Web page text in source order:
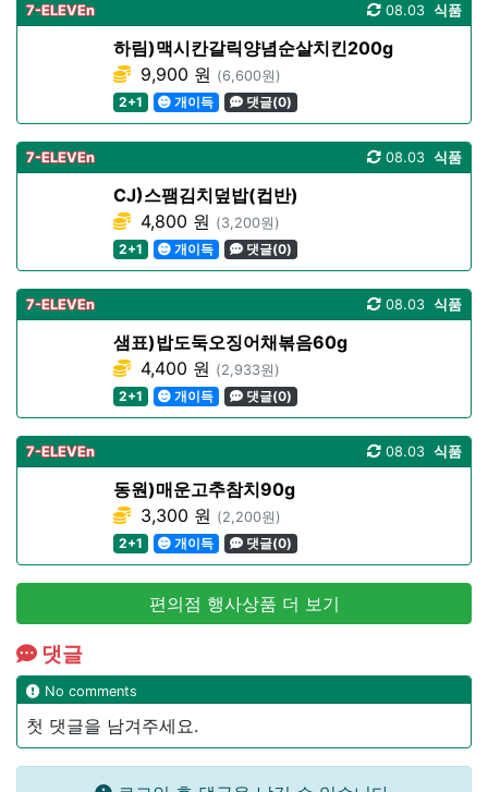
7-ELEVEn 식품
08.03
하림)맥시칸갈릭양념순살치킨200g
9,900 원 (6,600원)
2+1
개이득 댓글(0)
7-ELEVEn 식품
08.03
CJ)스팸김치덮밥(컵반)
4,800 원 (3,200원)
2+1
개이득 댓글(0)
7-ELEVEn 식품
08.03
샘표)밥도둑오징어채볶음60g
4,400 원 (2,933원)
2+1
개이득 댓글(0)
7-ELEVEn 식품
08.03
동원)매운고추참치90g
3,300 원 (2,200원)
2+1
개이득 댓글(0)
편의점 행사상품 더 보기
댓글
No comments
첫 댓글을 남겨주세요.